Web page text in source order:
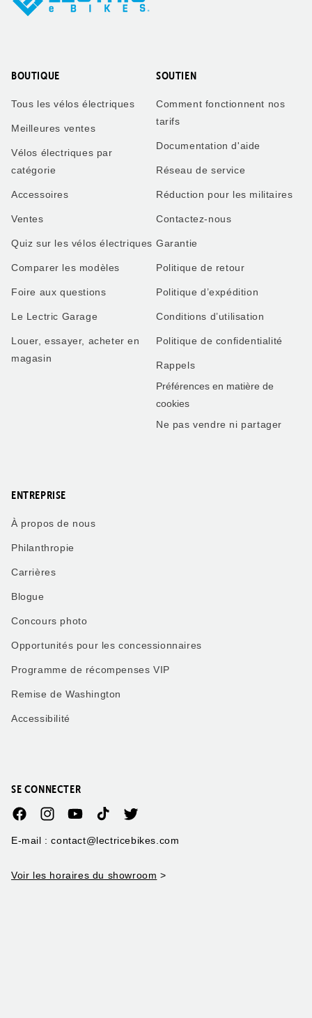
BOUTIQUE
Tous les vélos électriques
Meilleures ventes
Vélos électriques par
catégorie
Accessoires
Ventes
Quiz sur les vélos électriques
Comparer les modèles
Foire aux questions
Le Lectric Garage
Louer, essayer, acheter en
magasin
SOUTIEN
Comment fonctionnent nos
tarifs
Documentation d'aide
Réseau de service
Réduction pour les militaires
Contactez-nous
Garantie
Politique de retour
Politique d’expédition
Conditions d’utilisation
Politique de confidentialité
Rappels
Préférences en matière de
cookies
Ne pas vendre ni partager
ENTREPRISE
À propos de nous
Philanthropie
Carrières
Blogue
Concours photo
Opportunités pour les concessionnaires
Programme de récompenses VIP
Remise de Washington
Accessibilité
SE CONNECTER
FacebookInstagramYouTubeTikTokTwitter
E-mail : contact@lectricebikes.com
Voir les horaires du showroom >